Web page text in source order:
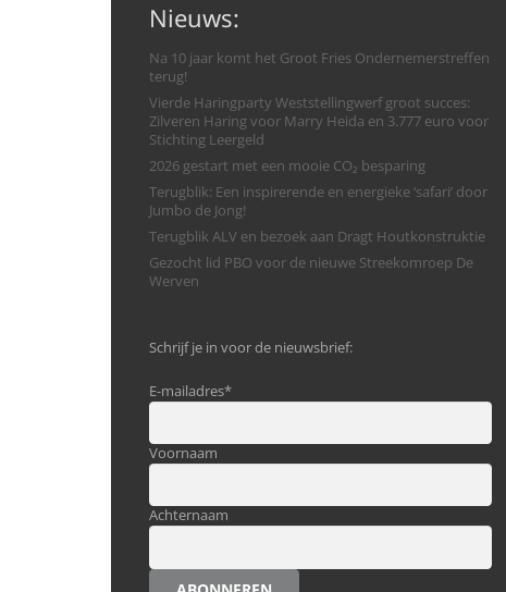
Nieuws:
Na 10 jaar komt het Groot Fries Ondernemerstreffen
terug!
Vierde Haringparty Weststellingwerf groot succes:
Zilveren Haring voor Marry Heida en 3.777 euro voor
Stichting Leergeld
2026 gestart met een mooie CO₂ besparing
Terugblik: Een inspirerende en energieke ‘safari’ door
Jumbo de Jong!
Terugblik ALV en bezoek aan Dragt Houtkonstruktie
Gezocht lid PBO voor de nieuwe Streekomroep De
Werven
Schrijf je in voor de nieuwsbrief:
E-mailadres*
Voornaam
Achternaam